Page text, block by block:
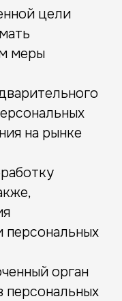
цели
меры
на рынке
персональных
орган
персональных